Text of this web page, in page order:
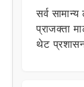
सर्व
प्राजक्ता
थेट